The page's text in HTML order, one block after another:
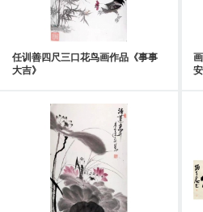
任训善四尺三口花鸟画作品《事事
大吉》
安